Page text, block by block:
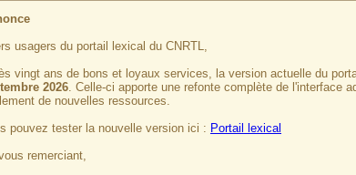
usagers du portail lexical du CNRTL,
vingt ans de bons et loyaux services, la version actuelle du
2026. Celle-ci apporte une refonte complète de l'interface
de nouvelles ressources.
pouvez tester la nouvelle version ici : Portail lexical
remerciant,